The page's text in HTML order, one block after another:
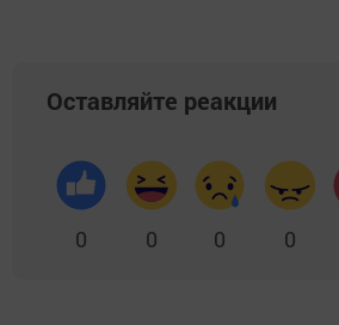
Оставляйте реакции
0 0 0 0